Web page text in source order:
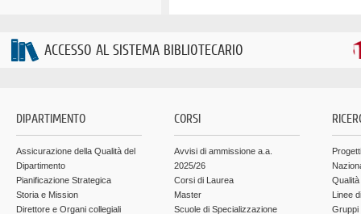
ACCESSO AL SISTEMA BIBLIOTECARIO
DIPARTIMENTO
Assicurazione della Qualità del
Dipartimento
Pianificazione Strategica
Storia e Mission
Direttore e Organi collegiali
CORSI
Avvisi di ammissione a.a.
2025/26
Corsi di Laurea
Master
Scuole di Specializzazione
Linee
Gruppi